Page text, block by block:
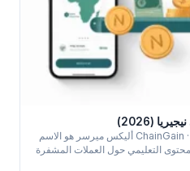
(2026)
Alex Mercerاسم مستعار تحريري · ChainGain أليكس ميرسر هو الاسم
التعليمي حول العملات المشفرة